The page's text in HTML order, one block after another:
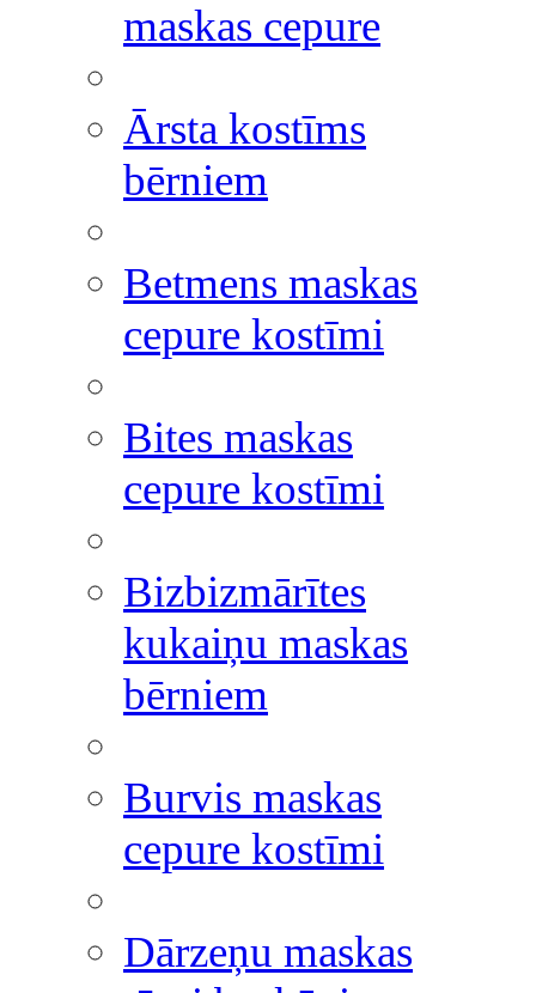
maskas cepure
Ārsta kostīms
bērniem
Betmens maskas
cepure kostīmi
Bites maskas
cepure kostīmi
Bizbizmārītes
kukaiņu maskas
bērniem
Burvis maskas
cepure kostīmi
Dārzeņu maskas